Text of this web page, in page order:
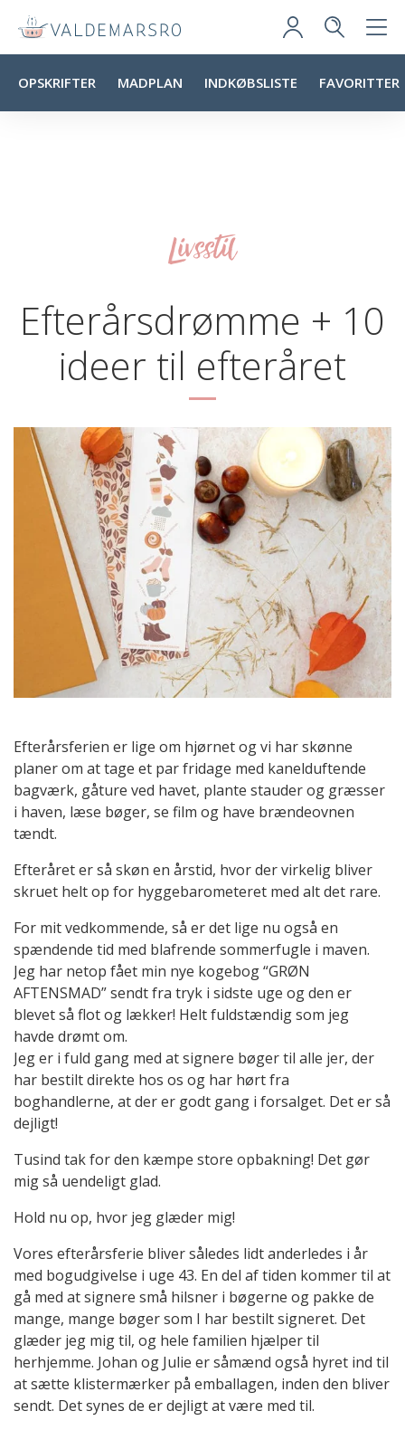
OPSKRIFTER MADPLAN INDKØBSLISTE FAVORITTER
Livsstil
Efterårsdrømme + 10
ideer til efteråret
Efterårsferien er lige om hjørnet og vi har skønne
planer om at tage et par fridage med kanelduftende
bagværk, gåture ved havet, plante stauder og græsser
i haven, læse bøger, se film og have brændeovnen
tændt.
Efteråret er så skøn en årstid, hvor der virkelig bliver
skruet helt op for hyggebarometeret med alt det rare.
For mit vedkommende, så er det lige nu også en
spændende tid med blafrende sommerfugle i maven.
Jeg har netop fået min nye kogebog “GRØN
AFTENSMAD” sendt fra tryk i sidste uge og den er
blevet så flot og lækker! Helt fuldstændig som jeg
havde drømt om.
Jeg er i fuld gang med at signere bøger til alle jer, der
har bestilt direkte hos os og har hørt fra
boghandlerne, at der er godt gang i forsalget. Det er så
dejligt!
Tusind tak for den kæmpe store opbakning! Det gør
mig så uendeligt glad.
Hold nu op, hvor jeg glæder mig!
Vores efterårsferie bliver således lidt anderledes i år
med bogudgivelse i uge 43. En del af tiden kommer til at
gå med at signere små hilsner i bøgerne og pakke de
mange, mange bøger som I har bestilt signeret. Det
glæder jeg mig til, og hele familien hjælper til
herhjemme. Johan og Julie er såmænd også hyret ind til
at sætte klistermærker på emballagen, inden den bliver
sendt. Det synes de er dejligt at være med til.